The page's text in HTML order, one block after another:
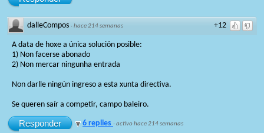
+12
dalleCompos ·hace 214 semanas
A data de hoxe a única solución posible:
1) Non facerse abonado
2) Non mercar ningunha entrada
Non darlle ningún ingreso a esta xunta directiva.
Se queren saír a competir, campo baleiro.
Responder 6 replies ·activo hace 214 semanas